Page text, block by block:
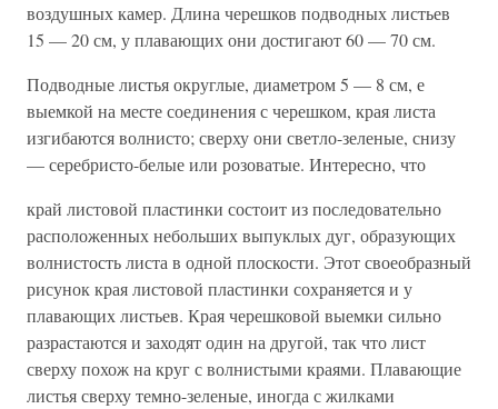
воздушных камер. Длина черешков подводных листьев
15 — 20 см, у плавающих они достигают 60 — 70 см.
Подводные листья округлые, диаметром 5 — 8 см, е
выемкой на месте соединения с черешком, края листа
изгибаются волнисто; сверху они светло-зеленые, снизу
— серебристо-белые или розоватые. Интересно, что
край листовой пластинки состоит из последовательно
расположенных небольших выпуклых дуг, образующих
волнистость листа в одной плоскости. Этот своеобразный
рисунок края листовой пластинки сохраняется и у
плавающих листьев. Края черешковой выемки сильно
разрастаются и заходят один на другой, так что лист
сверху похож на круг с волнистыми краями. Плавающие
листья сверху темно-зеленые, иногда с жилками